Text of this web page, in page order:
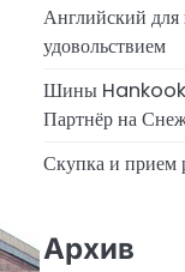
Английский для
удовольствием
Шины Hankook
Партнёр на
Скупка и прием
Архив